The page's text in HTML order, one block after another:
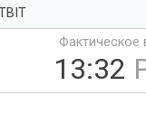
Фактическое
13:32